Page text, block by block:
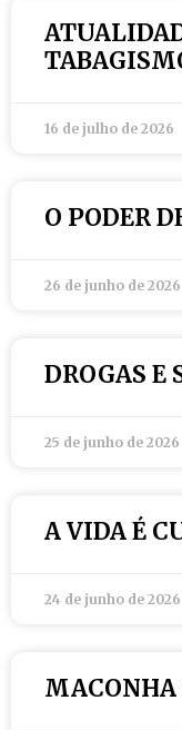
16 de julho de 2026
O PODER
26 de junho de 2026
DROGAS E
25 de junho de 2026
A VIDA É
24 de junho de 2026
MACONHA